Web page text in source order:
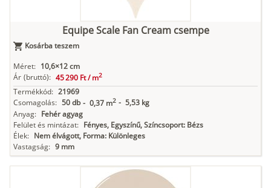
Equipe Scale Fan Cream csempe
Kosárba teszem
Méret: 10,6×12 cm
Ár (bruttó): 45 290 Ft /m2
Termékkód: 21969
Csomagolás: 50 db - 0,37 m2 - 5,53 kg
Anyag: Fehér agyag
Felület és mintázat: Fényes, Egyszínű, Színcsoport: Bézs
Élek: Nem élvágott, Forma: Különleges
Vastagság: 9 mm